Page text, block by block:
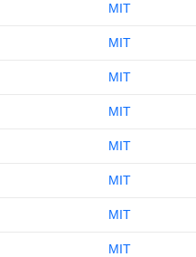
MIT
MIT
MIT
MIT
MIT
MIT
MIT
MIT